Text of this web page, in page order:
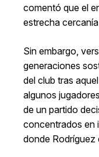
comentó que el
estrecha
Sin embargo,
generaciones
del club tras
algunos
de un partido
concentrados en
donde Rodríguez